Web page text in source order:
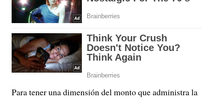
Para tener una dimensión del monto que administra la